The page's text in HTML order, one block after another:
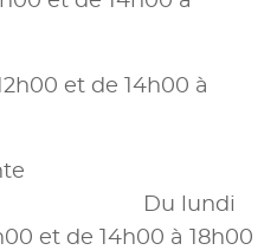
et de 14h00 à
et de 14h00 à 18h00